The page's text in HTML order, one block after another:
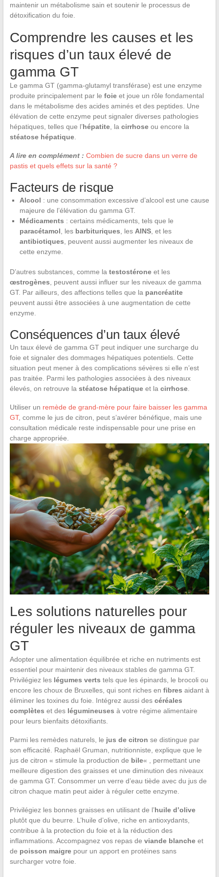
maintenir un métabolisme sain et soutenir le processus de
détoxification du foie.
Comprendre les causes et les
risques d’un taux élevé de
gamma GT
Le gamma GT (gamma-glutamyl transférase) est une enzyme
produite principalement par le foieet joue un rôle fondamental
dans le métabolisme des acides aminés et des peptides. Une
élévation de cette enzyme peut signaler diverses pathologies
hépatiques, telles que l’hépatite, la cirrhoseou encore la
stéatose hépatique.
A lire en complément : Combien de sucre dans un verre de
pastis et quels effets sur la santé ?
Facteurs de risque
Alcool : une consommation excessive d’alcool est une cause
majeure de l’élévation du gamma GT.
Médicaments : certains médicaments, tels que le
paracétamol , les barbituriques , les AINS, et les
antibiotiques , peuvent aussi augmenter les niveaux de
cette enzyme.
D’autres substances, comme la testostéroneet les
œstrogènes , peuvent aussi influer sur les niveaux de gamma
GT. Par ailleurs, des affections telles que la pancréatite
peuvent aussi être associées à une augmentation de cette
enzyme.
Conséquences d’un taux élevé
Un taux élevé de gamma GT peut indiquer une surcharge du
foie et signaler des dommages hépatiques potentiels. Cette
situation peut mener à des complications sévères si elle n’est
pas traitée. Parmi les pathologies associées à des niveaux
élevés, on retrouve la stéatose hépatiqueet la cirrhose.
Utiliser un remède de grand-mère pour faire baisser les gamma
GT, comme le jus de citron, peut s’avérer bénéfique, mais une
consultation médicale reste indispensable pour une prise en
charge appropriée.
Les solutions naturelles pour
réguler les niveaux de gamma
GT
Adopter une alimentation équilibrée et riche en nutriments est
essentiel pour maintenir des niveaux stables de gamma GT.
Privilégiez les légumes verts tels que les épinards, le brocoli ou
encore les choux de Bruxelles, qui sont riches en fibres aidant à
éliminer les toxines du foie. Intégrez aussi des céréales
complètes et des légumineuses à votre régime alimentaire
pour leurs bienfaits détoxifiants.
Parmi les remèdes naturels, le jus de citron se distingue par
son efficacité. Raphaël Gruman, nutritionniste, explique que le
jus de citron « stimule la production de bile« , permettant une
meilleure digestion des graisses et une diminution des niveaux
de gamma GT. Consommer un verre d’eau tiède avec du jus de
citron chaque matin peut aider à réguler cette enzyme.
Privilégiez les bonnes graisses en utilisant de l’huile d’olive
plutôt que du beurre. L’huile d’olive, riche en antioxydants,
contribue à la protection du foie et à la réduction des
inflammations. Accompagnez vos repas de viande blancheet
de poisson maigrepour un apport en protéines sans
surcharger votre foie.